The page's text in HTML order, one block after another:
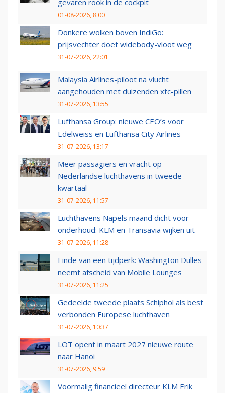
gevaren rook in de cockpit
01-08-2026, 8:00
Donkere wolken boven IndiGo:
prijsvechter doet widebody-vloot weg
31-07-2026, 22:01
Malaysia Airlines-piloot na vlucht
aangehouden met duizenden xtc-pillen
31-07-2026, 13:55
Lufthansa Group: nieuwe CEO’s voor
Edelweiss en Lufthansa City Airlines
31-07-2026, 13:17
Meer passagiers en vracht op
Nederlandse luchthavens in tweede
kwartaal
31-07-2026, 11:57
Luchthavens Napels maand dicht voor
onderhoud: KLM en Transavia wijken uit
31-07-2026, 11:28
Einde van een tijdperk: Washington Dulles
neemt afscheid van Mobile Lounges
31-07-2026, 11:25
Gedeelde tweede plaats Schiphol als best
verbonden Europese luchthaven
31-07-2026, 10:37
LOT opent in maart 2027 nieuwe route
naar Hanoi
31-07-2026, 9:59
Voormalig financieel directeur KLM Erik